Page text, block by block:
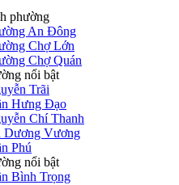
phường
An Đông
Chợ Lớn
Chợ Quán
nổi bật
Trãi
Hưng Đạo
Chí Thanh
Dương Vương
Phú
nổi bật
Bình Trọng